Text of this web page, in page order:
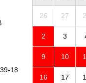
18
26 27
2 3
9 10
16 17